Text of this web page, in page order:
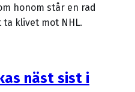
honom står en rad
klivet mot NHL.
näst sist i